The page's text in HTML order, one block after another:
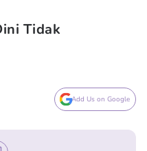
Tidak
Add Us on Google